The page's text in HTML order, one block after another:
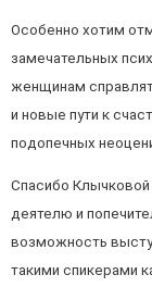
Особенно хотим
замечательных
женщинам
и новые пути к
подопечных
Спасибо
деятелю и
возможность
такими спикерами